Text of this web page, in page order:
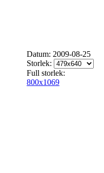
Datum: 2009-08-25
Storlek:
Full storlek:
800x1069